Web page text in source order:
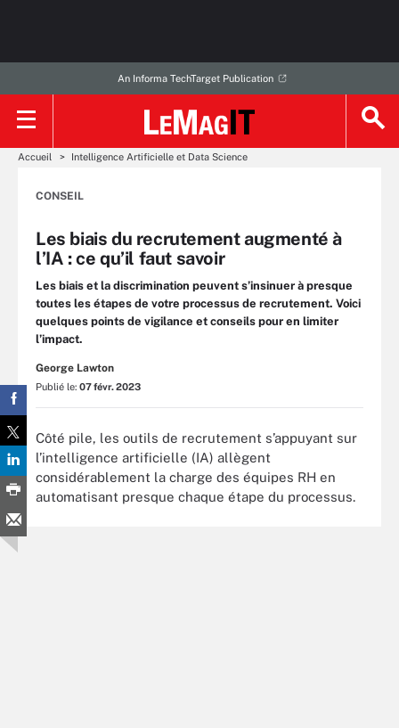
An Informa TechTarget Publication
Accueil Intelligence Artificielle et Data Science
CONSEIL
Les biais du recrutement augmenté à
l’IA : ce qu’il faut savoir
Les biais et la discrimination peuvent s’insinuer à presque
toutes les étapes de votre processus de recrutement. Voici
quelques points de vigilance et conseils pour en limiter
l’impact.
George Lawton
Publié le: 07 févr. 2023
Côté pile, les outils de recrutement s’appuyant sur
l’intelligence artificielle (IA) allègent
considérablement la charge des équipes RH en
automatisant presque chaque étape du processus.